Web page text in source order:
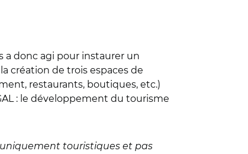
a donc agi pour instaurer un
création de trois espaces de
restaurants, boutiques, etc.)
: le développement du tourisme
uniquement touristiques et pas